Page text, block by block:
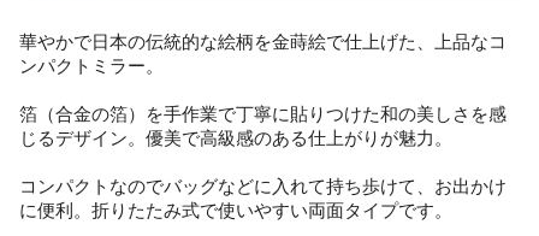
華やかで日本の伝統的な絵柄を金蒔絵で仕上げた、上品なコ
ンパクトミラー。
箔（合金の箔）を手作業で丁寧に貼りつけた和の美しさを感
じるデザイン。優美で高級感のある仕上がりが魅力。
コンパクトなのでバッグなどに入れて持ち歩けて、お出かけ
に便利。折りたたみ式で使いやすい両面タイプです。